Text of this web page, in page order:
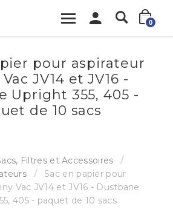
0
pour aspirateur
JV14 et JV16 -
Upright 355, 405 -
de 10 sacs
Filtres et Accessoires
Sac en papier pour
Vac JV14 et JV16 - Dustbane
405 - paquet de 10 sacs